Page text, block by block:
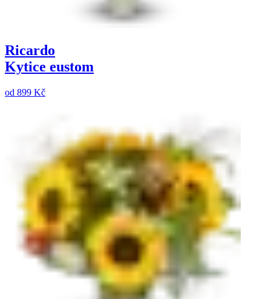
Ricardo
Kytice eustom
od 899 Kč